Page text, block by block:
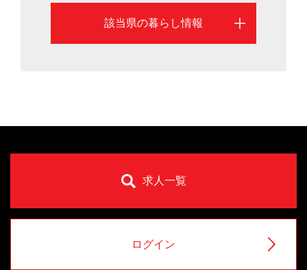
該当県の暮らし情報
求人一覧
ログイン